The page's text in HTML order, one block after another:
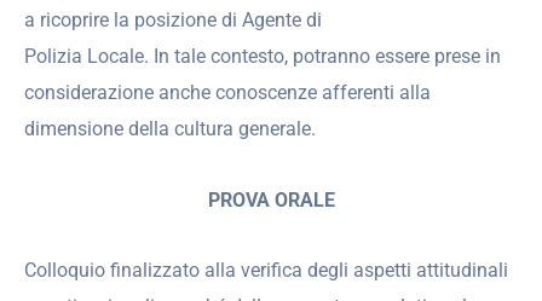
a ricoprire la posizione di Agente di
Polizia Locale. In tale contesto, potranno essere prese in
considerazione anche conoscenze afferenti alla
dimensione della cultura generale.
PROVA ORALE
Colloquio finalizzato alla verifica degli aspetti attitudinali